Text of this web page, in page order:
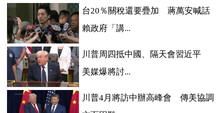
台20％關稅還要疊加 蔣萬安喊話
賴政府「講...
川普周四抵中國、隔天會習近平
美媒爆將討...
川普4月將訪中辦高峰會 傳美協調